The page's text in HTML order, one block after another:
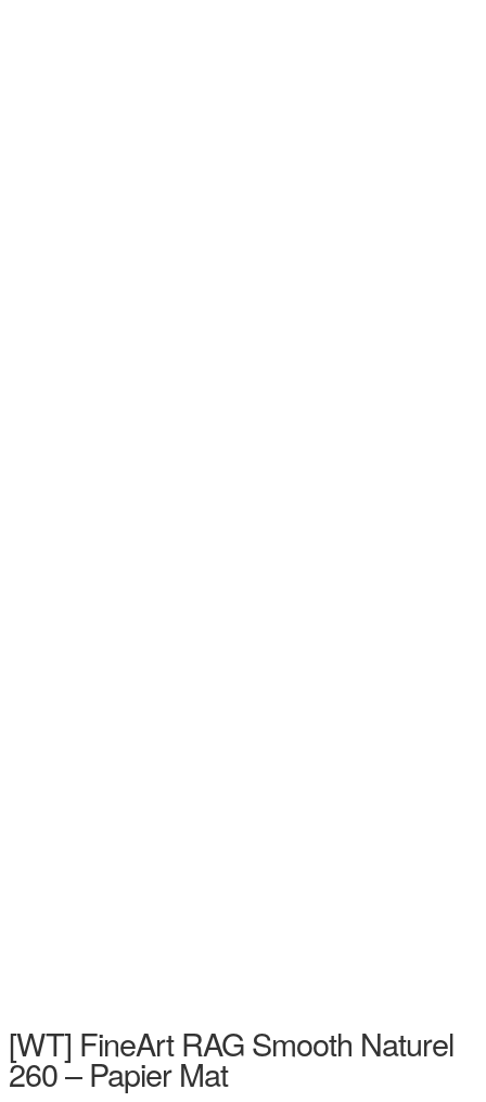
[WT] FineArt RAG Smooth Naturel
260 – Papier Mat